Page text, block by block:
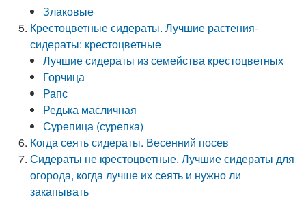
Злаковые
Крестоцветные сидераты. Лучшие растения-
сидераты: крестоцветные
Лучшие сидераты из семейства крестоцветных
Горчица
Рапс
Редька масличная
Сурепица (сурепка)
Когда сеять сидераты. Весенний посев
Сидераты не крестоцветные. Лучшие сидераты для
огорода, когда лучше их сеять и нужно ли
закапывать